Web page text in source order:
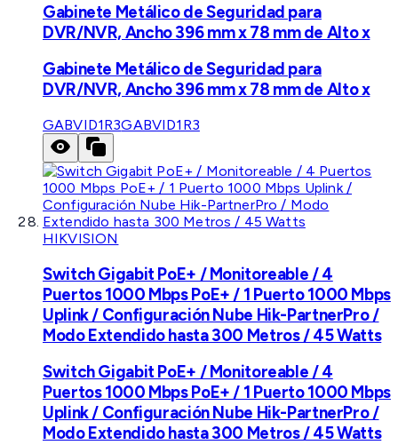
Gabinete Metálico de Seguridad para
DVR/NVR, Ancho 396 mm x 78 mm de Alto x
Gabinete Metálico de Seguridad para
DVR/NVR, Ancho 396 mm x 78 mm de Alto x
GABVID1R3GABVID1R3
HIKVISION
Switch Gigabit PoE+ / Monitoreable / 4
Puertos 1000 Mbps PoE+ / 1 Puerto 1000 Mbps
Uplink / Configuración Nube Hik-PartnerPro /
Modo Extendido hasta 300 Metros / 45 Watts
Switch Gigabit PoE+ / Monitoreable / 4
Puertos 1000 Mbps PoE+ / 1 Puerto 1000 Mbps
Uplink / Configuración Nube Hik-PartnerPro /
Modo Extendido hasta 300 Metros / 45 Watts